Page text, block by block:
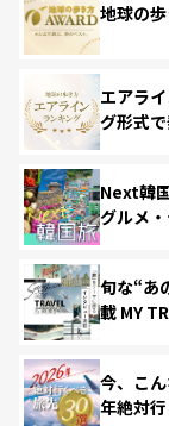
地球の
エアラ
グ形式
Next韓
グルメ
旬な“あ
載 MY
今、こ
年絶対